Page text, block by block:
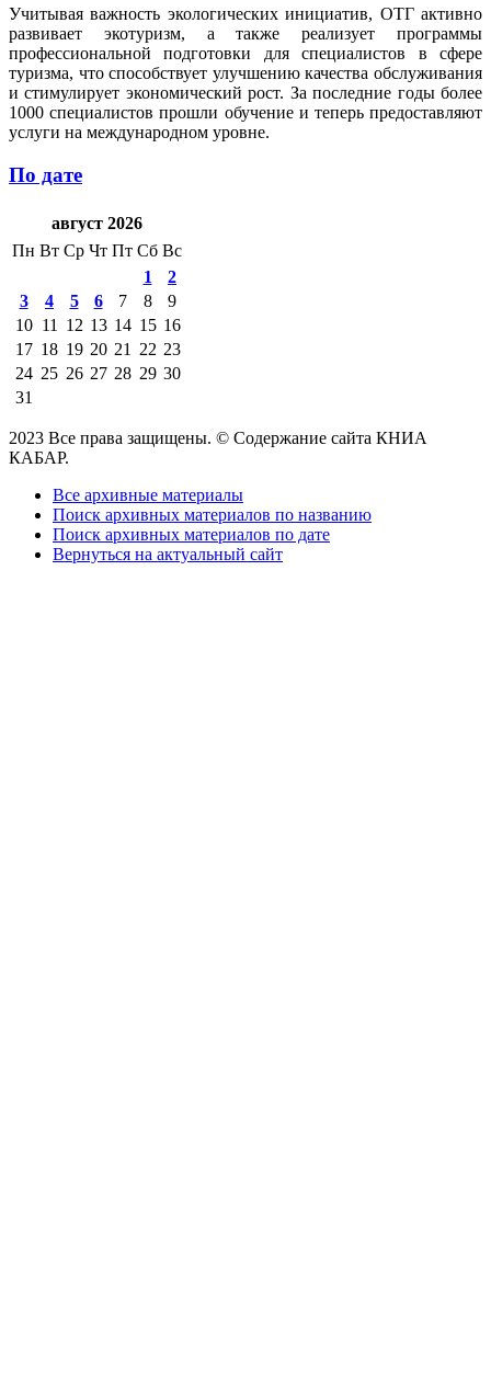
Учитывая важность экологических инициатив, ОТГ активно
развивает экотуризм, а также реализует программы
профессиональной подготовки для специалистов в сфере
туризма, что способствует улучшению качества обслуживания
и стимулирует экономический рост. За последние годы более
1000 специалистов прошли обучение и теперь предоставляют
услуги на международном уровне.
По дате
август 2026
Пн Вт Ср Чт Пт Сб Вс
1
2
3
4 5 6 7 8
9
10 11 12 13 14 15 16
17 18 19 20 21 22 23
24 25 26 27 28 29 30
31
2023 Все права защищены. © Содержание сайта КНИА
КАБАР.
Все архивные материалы
Поиск архивных материалов по названию
Поиск архивных материалов по дате
Вернуться на актуальный сайт